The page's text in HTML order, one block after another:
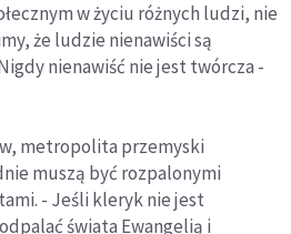
w życiu różnych ludzi, nie
że ludzie nienawiści są
nienawiść nie jest twórcza -
metropolita przemyski
muszą być rozpalonymi
- Jeśli kleryk nie jest
świata Ewangelią i